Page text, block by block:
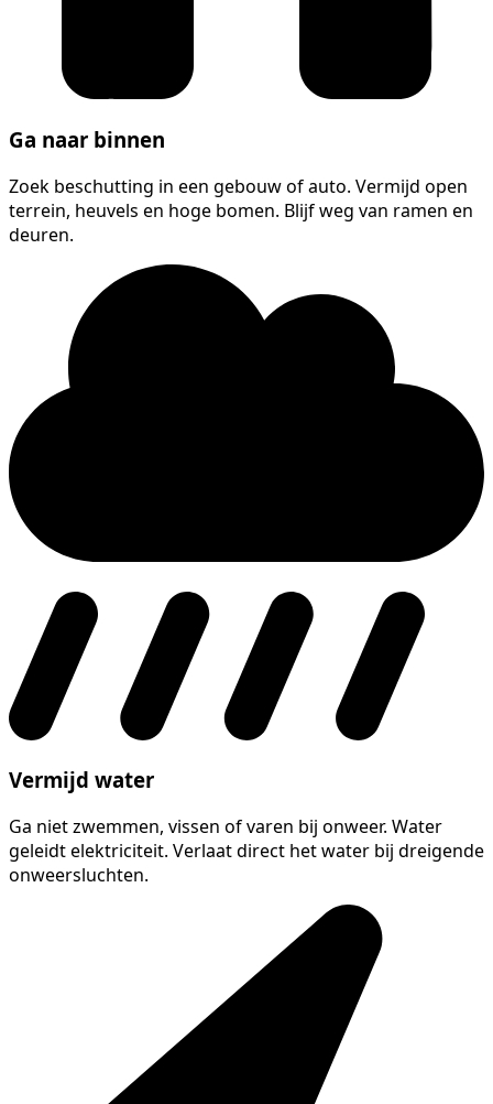
Ga naar binnen
Zoek beschutting in een gebouw of auto. Vermijd open
terrein, heuvels en hoge bomen. Blijf weg van ramen en
deuren.
Vermijd water
Ga niet zwemmen, vissen of varen bij onweer. Water
geleidt elektriciteit. Verlaat direct het water bij dreigende
onweersluchten.